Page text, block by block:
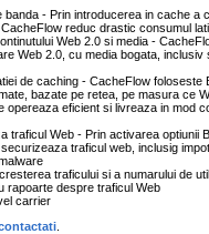
banda - Prin introducerea in cache a
reduc drastic consumul
Web 2.0 si media -
Web 2.0, cu media bogata,
de caching - CacheFlow foloseste
bazate pe retea, pe masura ce
opereaza eficient si livreaza in mod
traficul Web - Prin activarea optiunii
traficul web, inclusig
traficului si a numarului de
rapoarte despre traficul Web
carrier